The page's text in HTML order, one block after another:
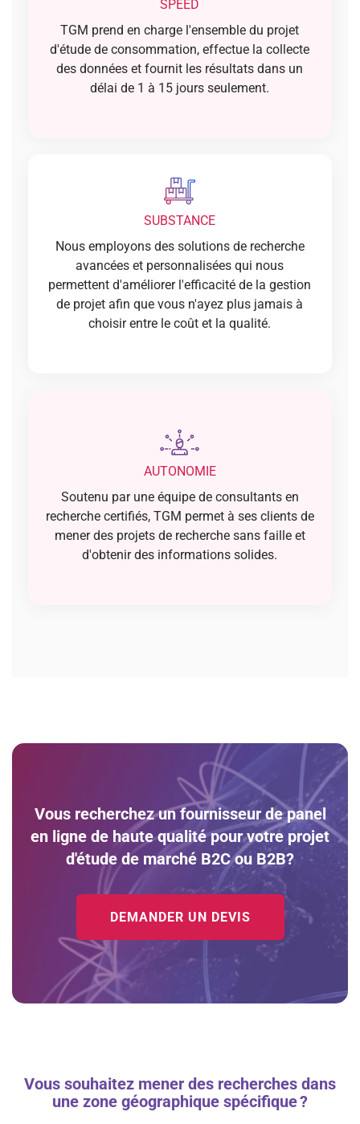
SPEED
TGM prend en charge l'ensemble du projet
d'étude de consommation, effectue la collecte
des données et fournit les résultats dans un
délai de 1 à 15 jours seulement.
SUBSTANCE
Nous employons des solutions de recherche
avancées et personnalisées qui nous
permettent d'améliorer l'efficacité de la gestion
de projet afin que vous n'ayez plus jamais à
choisir entre le coût et la qualité.
AUTONOMIE
Soutenu par une équipe de consultants en
recherche certifiés, TGM permet à ses clients de
mener des projets de recherche sans faille et
d'obtenir des informations solides.
Vous recherchez un fournisseur de panel
en ligne de haute qualité pour votre projet
d'étude de marché B2C ou B2B?
DEMANDER UN DEVIS
Vous souhaitez mener des recherches dans
une zone géographique spécifique ?